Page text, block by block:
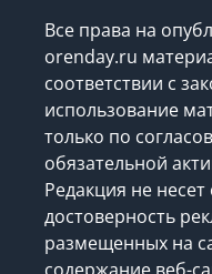
Все права на
orenday.ru
соответствии с
использование
только по
обязательной
Редакция не несет
достоверность
размещенных на